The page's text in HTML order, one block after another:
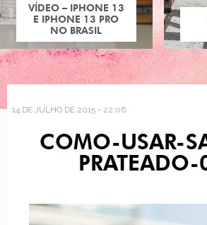
VÍDEO – IPHONE 13
E IPHONE 13 PRO
NO BRASIL
14 DE JULHO DE 2015 - 22:06
COMO-USAR-
PRATEADO-